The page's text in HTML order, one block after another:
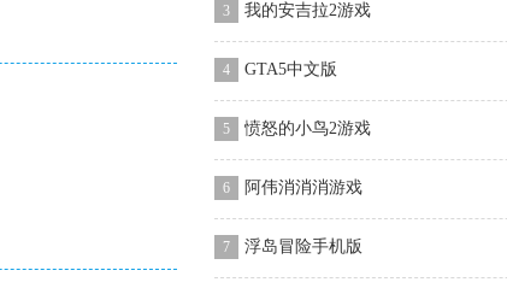
3 我的安吉拉2游戏
4 GTA5中文版
5 愤怒的小鸟2游戏
6 阿伟消消消游戏
7 浮岛冒险手机版